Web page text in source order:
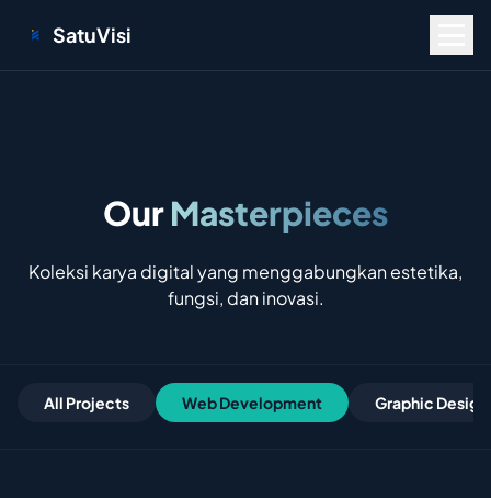
SatuVisi
OurMasterpieces
Koleksi karya digital yang menggabungkan estetika,
fungsi, dan inovasi.
All Projects Web Development Graphic Design